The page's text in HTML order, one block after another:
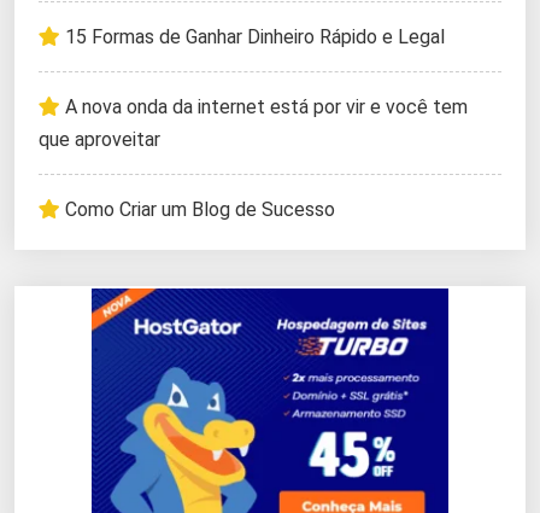
15 Formas de Ganhar Dinheiro Rápido e Legal
A nova onda da internet está por vir e você tem
que aproveitar
Como Criar um Blog de Sucesso